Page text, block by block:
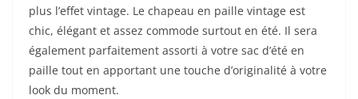
plus l’effet vintage. Le chapeau en paille vintage est
chic, élégant et assez commode surtout en été. Il sera
également parfaitement assorti à votre sac d’été en
paille tout en apportant une touche d’originalité à votre
look du moment.